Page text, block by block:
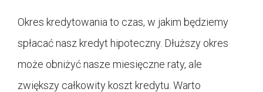
Okres kredytowania to czas, w jakim będziemy
spłacać nasz kredyt hipoteczny. Dłuższy okres
może obniżyć nasze miesięczne raty, ale
zwiększy całkowity koszt kredytu. Warto